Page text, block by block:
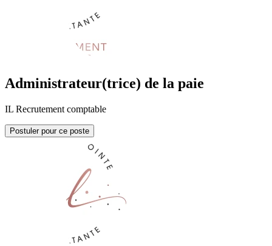
Administrateur(trice) de la paie
IL Recrutement comptable
Postuler pour ce poste